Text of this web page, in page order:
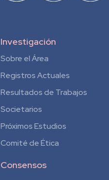
Investigación
Sobre el Área
Registros Actuales
Resultados de Trabajos
Societarios
Próximos Estudios
Comité de Ética
Consensos